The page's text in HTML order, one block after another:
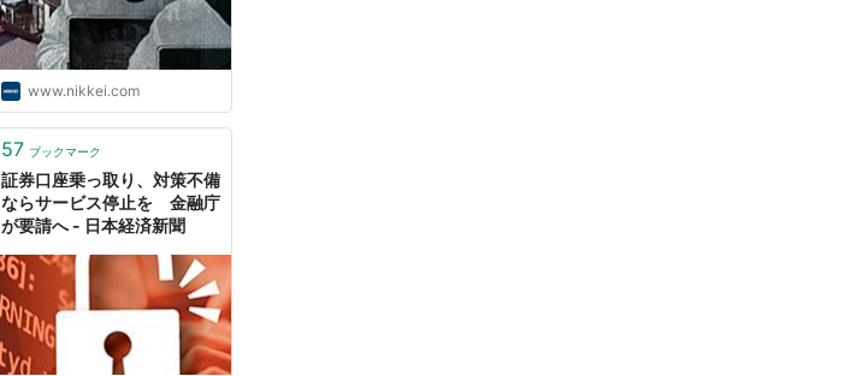
www.nikkei.com
57 ブックマーク
証券口座乗っ取り、対策不備
ならサービス停止を 金融庁
が要請へ - 日本経済新聞